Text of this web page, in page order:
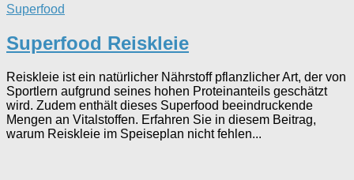
Superfood
Superfood Reiskleie
Reiskleie ist ein natürlicher Nährstoff pflanzlicher Art, der von
Sportlern aufgrund seines hohen Proteinanteils geschätzt
wird. Zudem enthält dieses Superfood beeindruckende
Mengen an Vitalstoffen. Erfahren Sie in diesem Beitrag,
warum Reiskleie im Speiseplan nicht fehlen...